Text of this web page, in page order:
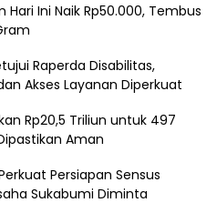
Hari Ini Naik Rp50.000, Tembus
Raperda Disabilitas,
Akses Layanan Diperkuat
Rp20,5 Triliun untuk 497
Aman
Persiapan Sensus
Sukabumi Diminta